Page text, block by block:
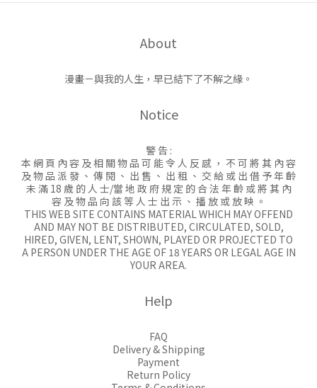
About
漫畫－與我的人生，早已結下了不解之緣。
Notice
警 告 :
本 網 頁 內 容 及 相 關 物 品 可 能 令 人 反 感 ， 不 可 將 其 內 容
及 物 品 派 發 、 傳 閱 、 出 售 、 出 租 、 交 給 或 出 借 予 年 齡
未 滿 18 歲 的 人 士/當 地 政 府 規 定 的 合 法 年 齡 或 將 其 內
容 及 物 品 向 該 等 人 士 出 示 、 播 放 或 放 映 。
THIS WEB SITE CONTAINS MATERIAL WHICH MAY OFFEND
AND MAY NOT BE DISTRIBUTED, CIRCULATED, SOLD,
HIRED, GIVEN, LENT, SHOWN, PLAYED OR PROJECTED TO
A PERSON UNDER THE AGE OF 18 YEARS OR LEGAL AGE IN
YOUR AREA.
Help
FAQ
Delivery & Shipping
Payment
Return Policy